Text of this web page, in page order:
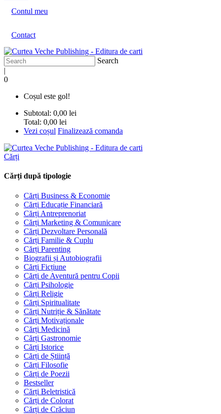
Contul meu
Contact
Search
|
0
Coșul este gol!
Subtotal: 0,00 lei
Total: 0,00 lei
Vezi coșul Finalizează comanda
Cărți
Cărți după tipologie
Cărți Business & Economie
Cărți Educație Financiară
Cărți Antreprenoriat
Cărți Marketing & Comunicare
Cărți Dezvoltare Personală
Cărți Familie & Cuplu
Cărți Parenting
Biografii și Autobiografii
Cărți Ficțiune
Cărți de Aventură pentru Copii
Cărți Psihologie
Cărți Religie
Cărți Spiritualitate
Cărți Nutriție & Sănătate
Cărți Motivaționale
Cărți Medicină
Cărți Gastronomie
Cărți Istorice
Cărți de Știință
Cărți Filosofie
Cărți de Poezii
Bestseller
Cărți Beletristică
Cărți de Colorat
Cărți de Crăciun